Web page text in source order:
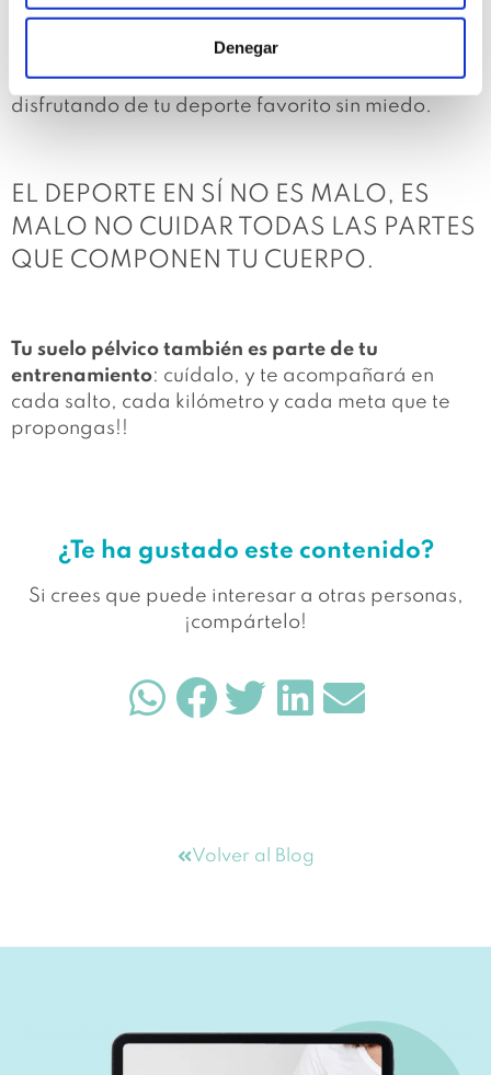
Denegar
sensación de pesadez no debería ser un tabú.
Son señales de que tu cuerpo necesita atención. Y
con el tratamiento adecuado puedes seguir
disfrutando de tu deporte favorito sin miedo.
EL DEPORTE EN SÍ NO ES MALO, ES
MALO NO CUIDAR TODAS LAS PARTES
QUE COMPONEN TU CUERPO.
Tu suelo pélvico también es parte de tu
entrenamiento: cuídalo, y te acompañará en
cada salto, cada kilómetro y cada meta que te
propongas!!
¿Te ha gustado este contenido?
Si crees que puede interesar a otras personas,
¡compártelo!
Volver al Blog